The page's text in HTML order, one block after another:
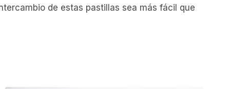
de estas pastillas sea más fácil que